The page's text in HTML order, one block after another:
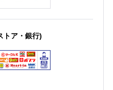
トア・銀行)